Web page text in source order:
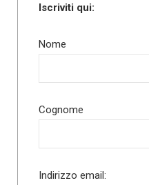
Iscriviti qui:
Nome
Cognome
Indirizzo email: